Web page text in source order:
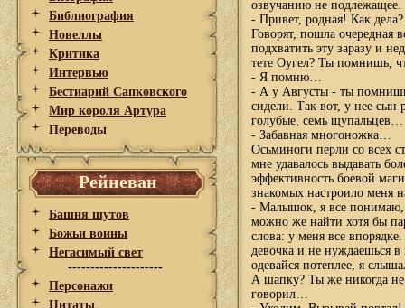
Библиография
Новеллы
Критика
Интервью
Бестиарий Сапковского
Мир короля Артура
Переводы
Рейневан
Башня шутов
Божьи воины
Негасимый свет
---------------------
Персонажи
Цитаты
озвучанию не подлежащее.
- Привет, родная! Как
Говорят, пошла очередная
подхватить эту заразу и
тете Оугел? Ты помнишь,
- Я помню…
- А у Августы - ты помнишь
сидели. Так вот, у нее сын
голубые, семь щупальцев…
- Забавная многоножка…
Осьминоги перли со всех
мне удавалось выдавать
эффективность боевой
знакомых настроило меня
- Малышок, я все понимаю,
можно же найти хотя бы
слова: у меня все
девочка и не нуждаешься
одевайся потеплее, я
А шапку? Ты же никогда
говорил…